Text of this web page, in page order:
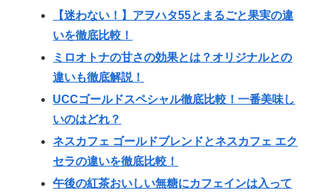
【迷わない！】アヲハタ55とまるごと果実の違
いを徹底比較！
ミロオトナの甘さの効果とは？オリジナルとの
違いも徹底解説！
UCCゴールドスペシャル徹底比較！一番美味し
いのはどれ？
ネスカフェ ゴールドブレンドとネスカフェ エク
セラの違いを徹底比較！
午後の紅茶おいしい無糖にカフェインは入って